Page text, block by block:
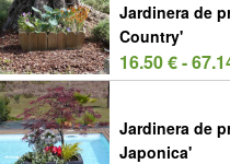
Jardinera de
Country'
16.50 € -
Jardinera de
Japonica'